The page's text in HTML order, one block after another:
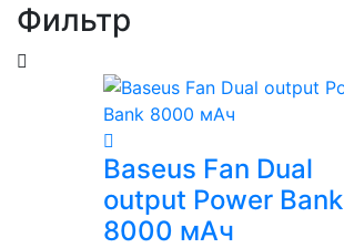
Фильтр
Baseus Fan Dual
output Power Bank
8000 мАч